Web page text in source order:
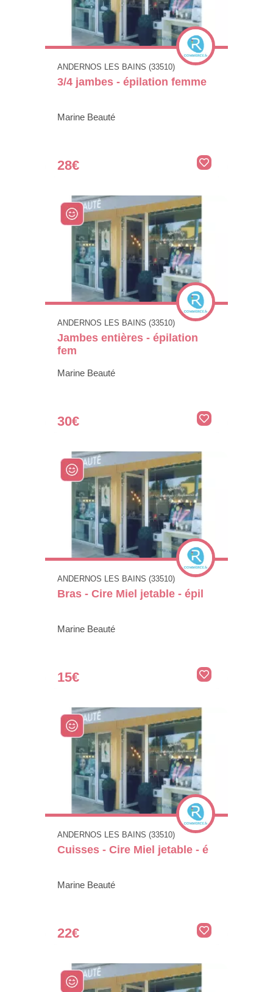
ANDERNOS LES BAINS (33510)
3/4 jambes - épilation femme
Marine Beauté
28€
ANDERNOS LES BAINS (33510)
Jambes entières - épilation
fem
Marine Beauté
30€
ANDERNOS LES BAINS (33510)
Bras - Cire Miel jetable - épil
Marine Beauté
15€
ANDERNOS LES BAINS (33510)
Cuisses - Cire Miel jetable - é
Marine Beauté
22€